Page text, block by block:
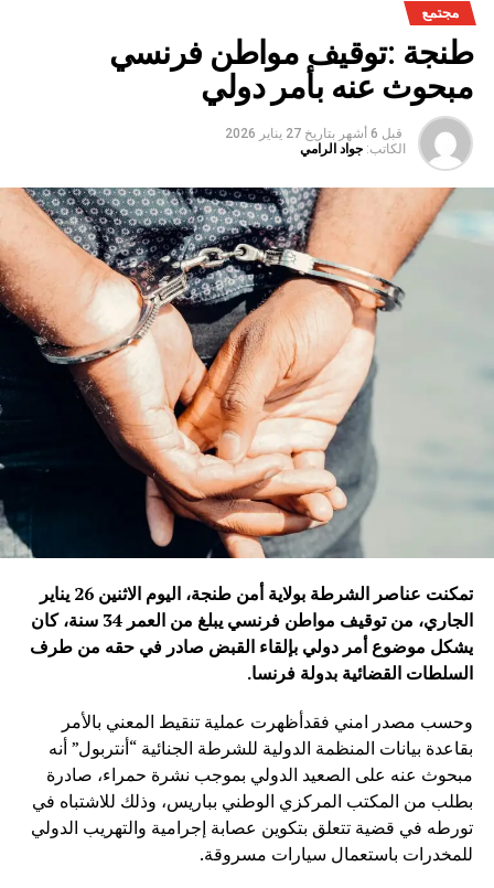
مجتمع
طنجة :توقيف مواطن فرنسي
مبحوث عنه بأمر دولي
قبل 6 أشهر بتاريخ 27 يناير 2026
الكاتب: جواد الرامي
تمكنت عناصر الشرطة بولاية أمن طنجة، اليوم الاثنين 26 يناير
الجاري، من توقيف مواطن فرنسي يبلغ من العمر 34 سنة، كان
يشكل موضوع أمر دولي بإلقاء القبض صادر في حقه من طرف
السلطات القضائية بدولة فرنسا.
وحسب مصدر امني فقدأظهرت عملية تنقيط المعني بالأمر
بقاعدة بيانات المنظمة الدولية للشرطة الجنائية “أنتربول” أنه
مبحوث عنه على الصعيد الدولي بموجب نشرة حمراء، صادرة
بطلب من المكتب المركزي الوطني بباريس، وذلك للاشتباه في
تورطه في قضية تتعلق بتكوين عصابة إجرامية والتهريب الدولي
للمخدرات باستعمال سيارات مسروقة.